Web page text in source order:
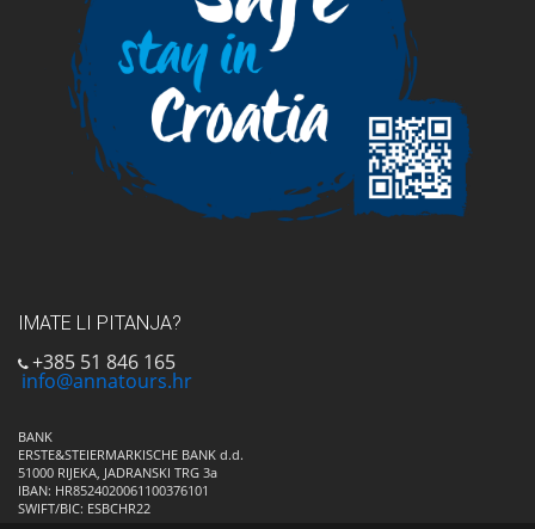
IMATE LI PITANJA?
+385 51 846 165
info@annatours.hr
BANK
ERSTE&STEIERMARKISCHE BANK d.d.
51000 RIJEKA, JADRANSKI TRG 3a
IBAN: HR8524020061100376101
SWIFT/BIC: ESBCHR22